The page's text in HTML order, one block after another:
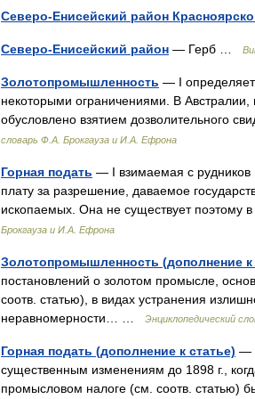
Северо-Енисейский район
Северо-Енисейский район — Герб …
Золотопромышленность — I
некоторыми ограничениями. В
обусловлено взятием дозволительного
словарь Ф.А. Брокгауза и И.А. Ефрона
Горная подать — I взимаемая с рудников
плату за разрешение, даваемое
ископаемых. Она не существует
Брокгауза и И.А. Ефрона
Золотопромышленность (дополнение к
постановлений о золотом промысле,
соотв. статью), в видах устранения
неравномерности… …
Энциклопедический
Горная подать (дополнение к статье) —
существенным изменениям до 1898 г.,
промысловом налоге (см. соотв. статью)